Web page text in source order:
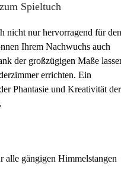
Spieltuch
nicht nur hervorragend für den
Ihrem Nachwuchs auch
der großzügigen Maße
errichten. Ein
Phantasie und Kreativität der
alle gängigen Himmelstangen